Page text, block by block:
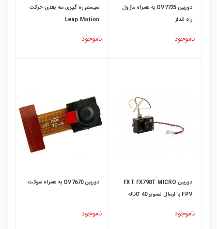
دوربین OV7725 به همراه ماژول
راه انداز
ناموجود
سیستم ره گیری سه بعدی حرکت
Leap Motion
ناموجود
دوربین FXT FX798T MICRO
FPV با ارسال تصویر 40 کاناله
ناموجود
دوربین OV7670 به همراه سوکت
ناموجود